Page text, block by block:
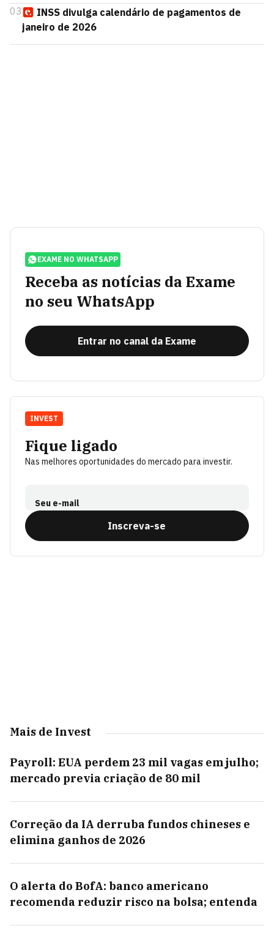
03
INSS divulga calendário de pagamentos de
janeiro de 2026
EXAME NO WHATSAPP
Receba as notícias da Exame
no seu WhatsApp
Entrar no canal da Exame
Fique ligado
Nas melhores oportunidades do mercado para investir.
Seu e-mail
Inscreva-se
INVEST
Mais de Invest
Payroll: EUA perdem 23 mil vagas em julho;
mercado previa criação de 80 mil
Correção da IA derruba fundos chineses e
elimina ganhos de 2026
O alerta do BofA: banco americano
recomenda reduzir risco na bolsa; entenda